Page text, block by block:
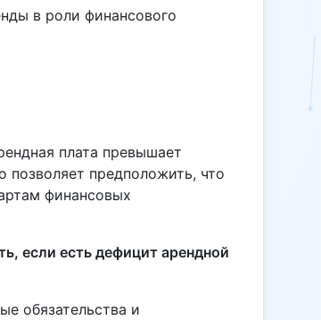
в роли финансового
плата превышает
позволяет предположить, что
финансовых
если есть дефицит арендной
обязательства и